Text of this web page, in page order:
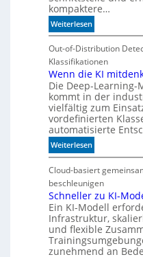
e
u
t
e
n
n
d
i
m
B
i
t
k
o
m
-
D
S
I
-
I
n
d
e
kompaktere…
Weiterlesen:
M
e
h
r
F
e
x
i
b
i
l
i
t
ä
t
Out-of-Distribution
Klassifikationen
Wenn die KI
Die Deep-Learning-
kommt in der
vielfältig zum
vordefinierten
automatisierte
Weiterlesen:
W
e
n
n
d
i
e
K
Cloud-basiert
beschleunigen
Schneller zu KI-
Ein KI-Modell
Infrastruktur,
und flexible
zunehmend an